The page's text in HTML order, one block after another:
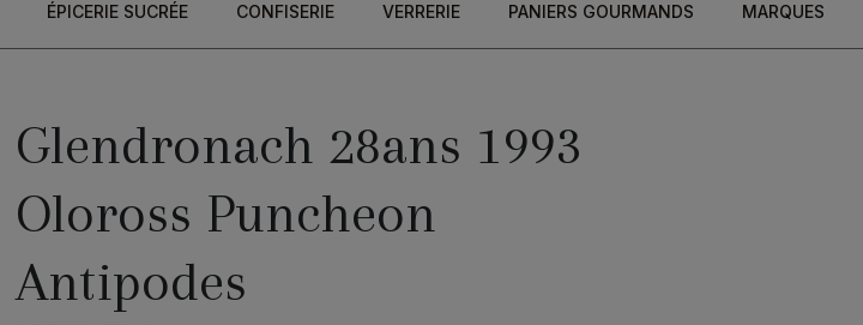
ÉPICERIE SUCRÉE CONFISERIE VERRERIE PANIERS GOURMANDS MARQUES
Glendronach 28ans 1993
Oloross Puncheon
Antipodes